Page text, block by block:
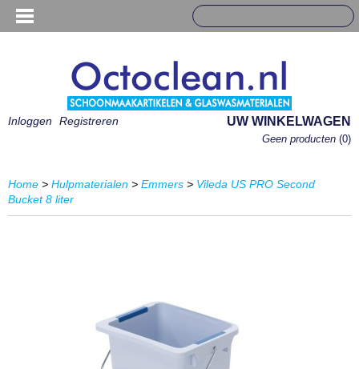
Inloggen Registreren UW WINKELWAGEN
Geen producten (0)
Home > Hulpmaterialen > Emmers > Vileda US PRO Second
Bucket 8 liter